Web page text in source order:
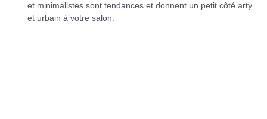
et minimalistes sont tendances et donnent un petit côté arty
et urbain à votre salon.